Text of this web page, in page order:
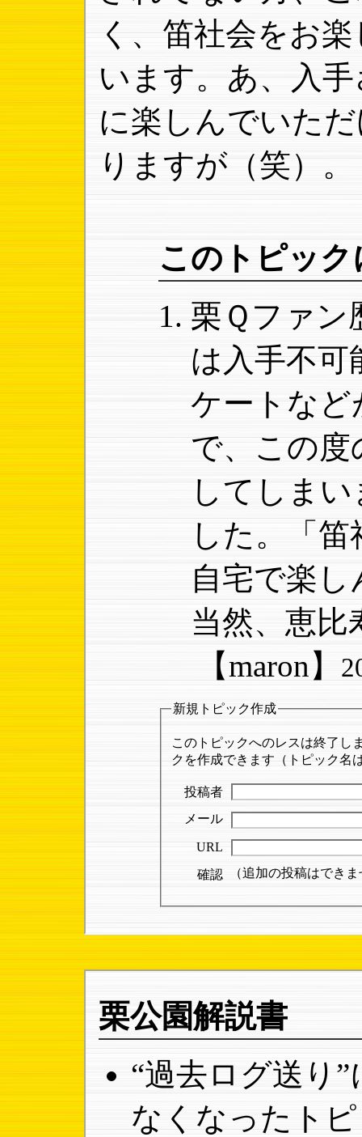
く、笛社会をお
います。あ、入
に楽しんでいた
りますが（笑）。
このトピッ
栗Ｑファン
は入手不可
ケートなど
で、この度
してしま
した。「
自宅で楽
当然、恵
【maron】
新規トピック作成
このトピックへのレスは終了し
クを作成できます（トピック名
投稿者
メール
URL
確認
（追加の投稿はでき
栗公園解説書
“過去ログ送り
なくなったト